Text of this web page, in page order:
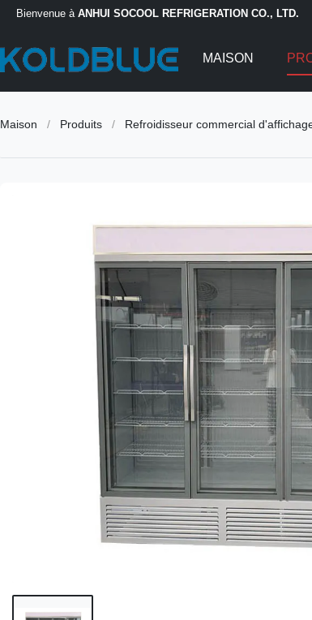
Bienvenue à ANHUI SOCOOL REFRIGERATION CO., LTD.
MAISON
Maison / Produits / Refroidisseur commercial